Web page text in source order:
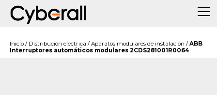
Inicio / Distribución eléctrica / Aparatos modulares de instalación / ABB
Interruptores automáticos modulares 2CDS281001R0064